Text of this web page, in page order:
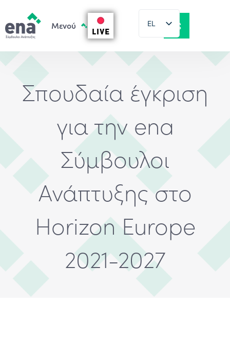
LIVE
EL
EN
Σπουδαία έγκριση
για την ena
Σύμβουλοι
Ανάπτυξης στο
Horizon Europe
2021-2027